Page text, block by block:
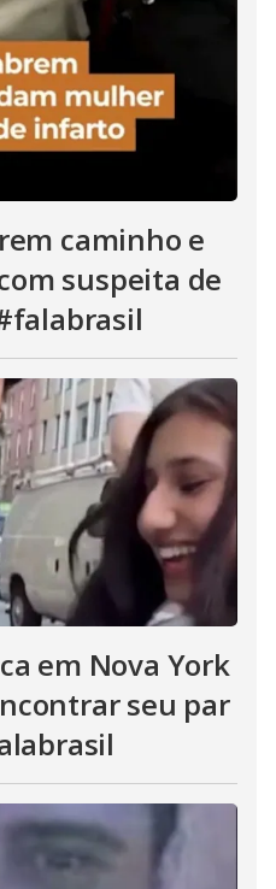
caminho e
suspeita de
em Nova York
seu par